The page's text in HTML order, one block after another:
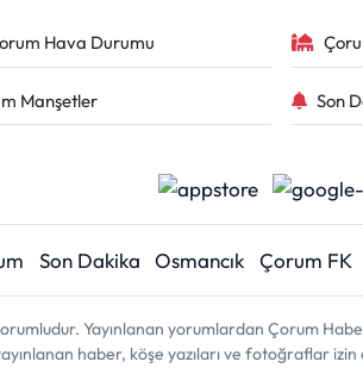
Hava Durumu
Manşetler Son
Son Dakika Osmancık Çorum FK
Yayınlanan yorumlardan Çorum
haber, köşe yazıları ve fotoğraflar